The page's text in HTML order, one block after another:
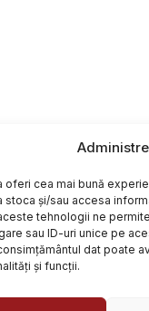
oferi cea mai bună
stoca și/sau accesa
tehnologii ne
sau ID-uri unice pe
dat poate
și funcții.